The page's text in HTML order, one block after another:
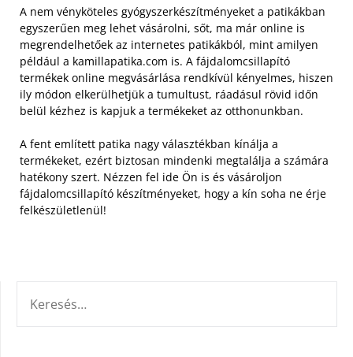
A nem vényköteles gyógyszerkészítményeket a patikákban
egyszerűen meg lehet vásárolni, sőt, ma már online is
megrendelhetőek az internetes patikákból, mint amilyen
például a kamillapatika.com is. A fájdalomcsillapító
termékek online megvásárlása rendkívül kényelmes, hiszen
ily módon elkerülhetjük a tumultust, ráadásul rövid időn
belül kézhez is kapjuk a termékeket az otthonunkban.
A fent említett patika nagy választékban kínálja a
termékeket, ezért biztosan mindenki megtalálja a számára
hatékony szert. Nézzen fel ide Ön is és vásároljon
fájdalomcsillapító készítményeket, hogy a kín soha ne érje
felkészületlenül!